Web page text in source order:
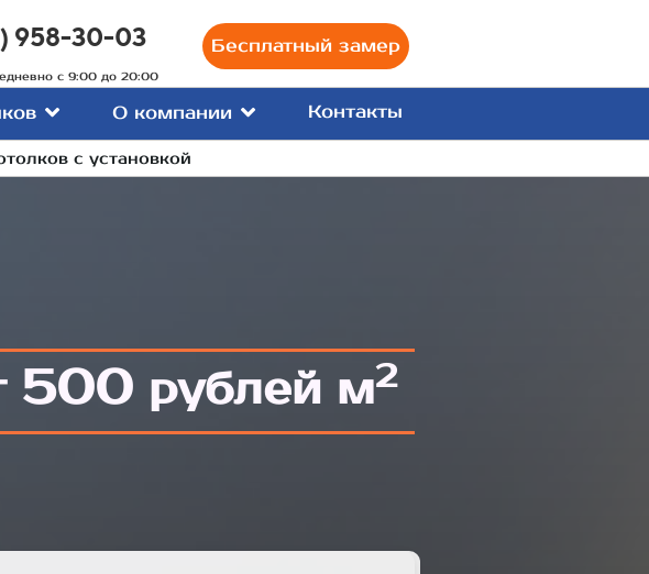
958-30-03
с 9:00 до 20:00
Бесплатный замер
О компании Контакты
с установкой
500 рублей м2